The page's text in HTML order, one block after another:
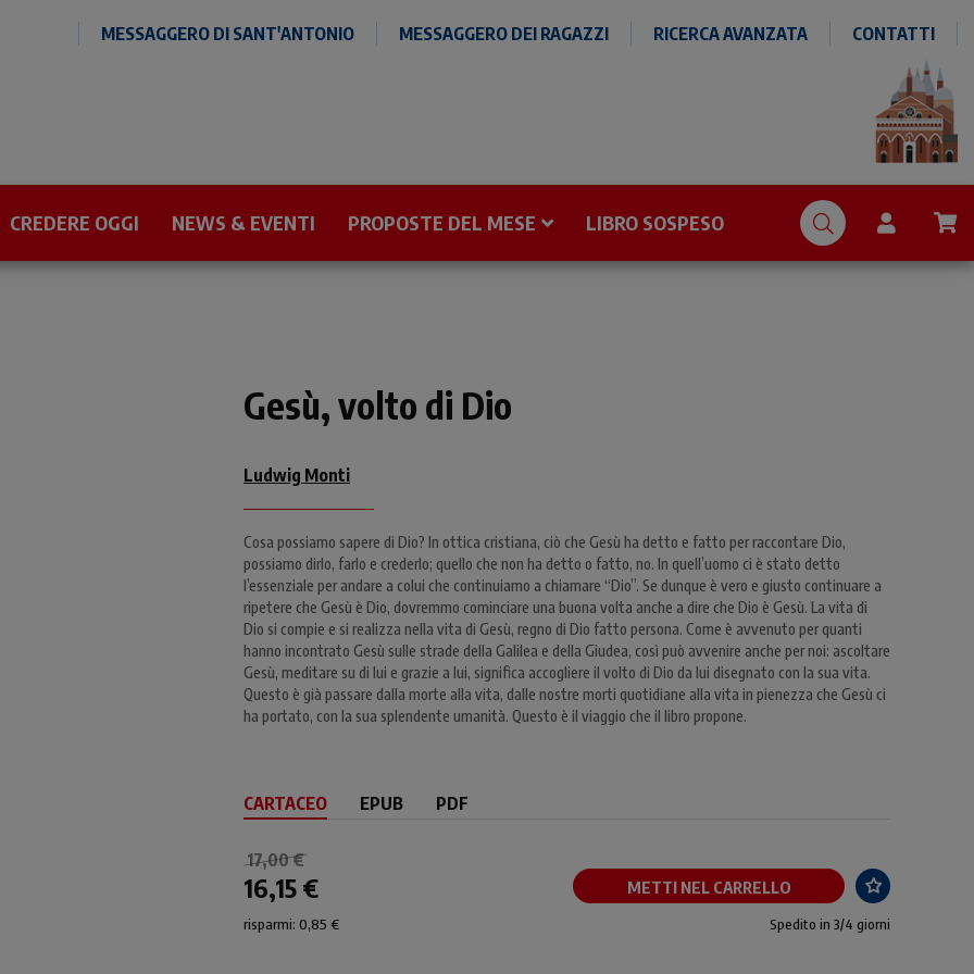
MESSAGGERO DI SANT'ANTONIO MESSAGGERO DEI RAGAZZI RICERCA AVANZATA CONTATTI
CREDERE OGGI NEWS & EVENTI PROPOSTE DEL MESE LIBRO SOSPESO
Gesù, volto di Dio
Ludwig Monti
Cosa possiamo sapere di Dio? In ottica cristiana, ciò che Gesù ha detto e fatto per raccontare Dio,
possiamo dirlo, farlo e crederlo; quello che non ha detto o fatto, no. In quell’uomo ci è stato detto
l’essenziale per andare a colui che continuiamo a chiamare “Dio”. Se dunque è vero e giusto continuare a
ripetere che Gesù è Dio, dovremmo cominciare una buona volta anche a dire che Dio è Gesù. La vita di
Dio si compie e si realizza nella vita di Gesù, regno di Dio fatto persona. Come è avvenuto per quanti
hanno incontrato Gesù sulle strade della Galilea e della Giudea, così può avvenire anche per noi: ascoltare
Gesù, meditare su di lui e grazie a lui, significa accogliere il volto di Dio da lui disegnato con la sua vita.
Questo è già passare dalla morte alla vita, dalle nostre morti quotidiane alla vita in pienezza che Gesù ci
ha portato, con la sua splendente umanità. Questo è il viaggio che il libro propone.
CARTACEO EPUB PDF
17,00 €
16,15 € METTI NEL CARRELLO
risparmi: 0,85 € Spedito in 3/4 giorni